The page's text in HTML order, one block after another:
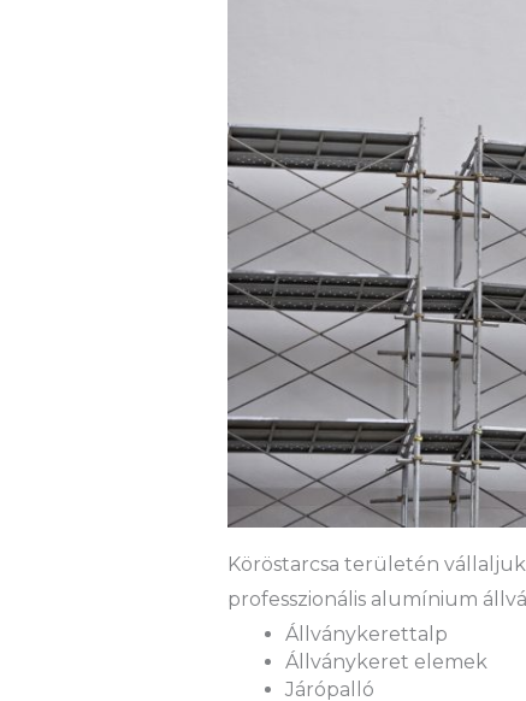
Köröstarcsa területén
professzionális alumínium
Állványkerettalp
Állványkeret elemek
Járópalló